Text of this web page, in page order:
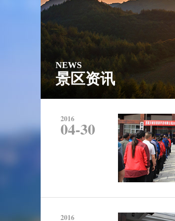
NEWS
景区资讯
2016
04-30
2016